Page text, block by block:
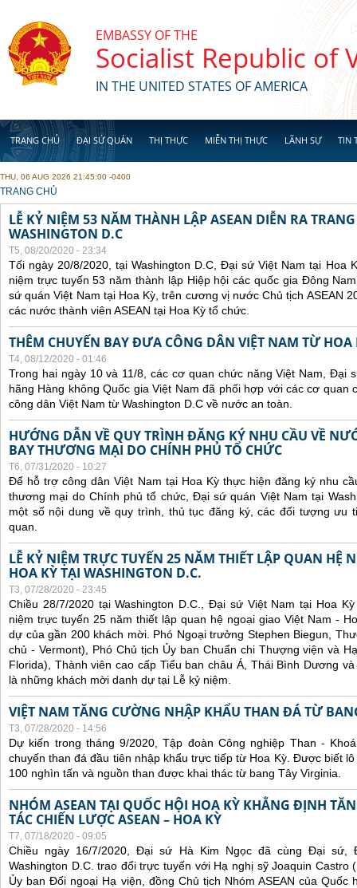
EMBASSY OF THE
Socialist Republic of
IN THE UNITED STATES OF AMERICA
TRANG CHỦ ĐẠI SỨ QUÁN THỊ THỰC MIỄN THỊ THỰC LÃNH SỰ TIN
THU, 06 AUG 2026 21:45:00 -0400
YOU ARE HERE
TRANG CHỦ
LỄ KỶ NIỆM 53 NĂM THÀNH LẬP ASEAN DIỄN RA
WASHINGTON D.C
T5, 08/20/2020 - 23:34
Tối ngày 20/8/2020, tại Washington D.C, Đại sứ Việt Nam tại Hoa
niệm trực tuyến 53 năm thành lập Hiệp hội các quốc gia Đông
sứ quán Việt Nam tại Hoa Kỳ, trên cương vị nước Chủ tịch ASEAN
các nước thành viên ASEAN tại Hoa Kỳ tổ chức.
THÊM CHUYẾN BAY ĐƯA CÔNG DÂN VIỆT NAM TỪ HOA
T4, 08/12/2020 - 01:46
Trong hai ngày 10 và 11/8, các cơ quan chức năng Việt Nam, Đại
hãng Hàng không Quốc gia Việt Nam đã phối hợp với các cơ quan
công dân Việt Nam từ Washington D.C về nước an toàn.
HƯỚNG DẪN VỀ QUY TRÌNH ĐĂNG KÝ NHU CẦU VỀ
BAY THƯƠNG MẠI DO CHÍNH PHỦ TỔ CHỨC
T6, 07/31/2020 - 10:27
Để hỗ trợ công dân Việt Nam tại Hoa Kỳ thực hiện đăng ký nhu
thương mại do Chính phủ tổ chức, Đại sứ quán Việt Nam tại
một số nội dung về quy trình, thủ tục đăng ký, các đối tượng ưu
quan.
LỄ KỶ NIỆM TRỰC TUYẾN 25 NĂM THIẾT LẬP QUAN HỆ
HOA KỲ TẠI WASHINGTON D.C.
T3, 07/28/2020 - 23:45
Chiều 28/7/2020 tại Washington D.C., Đại sứ Việt Nam tại Hoa
niệm trực tuyến 25 năm thiết lập quan hệ ngoại giao Việt Nam -
dự của gần 200 khách mời. Phó Ngoại trưởng Stephen Biegun,
chủ - Vermont), Phó Chủ tịch Ủy ban Chuẩn chi Thượng viện và
Florida), Thành viên cao cấp Tiểu ban châu Á, Thái Bình Dương
là những khách mời danh dự tại Lễ kỷ niệm.
VIỆT NAM TĂNG CƯỜNG NHẬP KHẨU THAN ĐÁ TỪ
T3, 07/28/2020 - 14:56
Dự kiến trong tháng 9/2020, Tập đoàn Công nghiệp Than -
chuyến than đá đầu tiên nhập khẩu trực tiếp từ Hoa Kỳ. Được biết
100 nghìn tấn và nguồn than được khai thác từ bang Tây Virginia.
NHÓM ASEAN TẠI QUỐC HỘI HOA KỲ KHẲNG ĐỊNH
TÁC CHIẾN LƯỢC ASEAN – HOA KỲ
T7, 07/18/2020 - 09:05
Chiều ngày 16/7/2020, Đại sứ Hà Kim Ngọc đã cùng Đại sứ,
Washington D.C. trao đổi trực tuyến với Hạ nghị sỹ Joaquin Castro
Ủy ban Đối ngoại Hạ viện, đồng Chủ tịch Nhóm ASEAN của Quốc